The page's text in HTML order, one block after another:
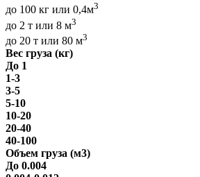
до 100 кг или 0,4м3
до 2 т или 8 м3
до 20 т или 80 м3
Вес груза (кг)
До 1
1-3
3-5
5-10
10-20
20-40
40-100
Объем груза (м3)
До 0.004